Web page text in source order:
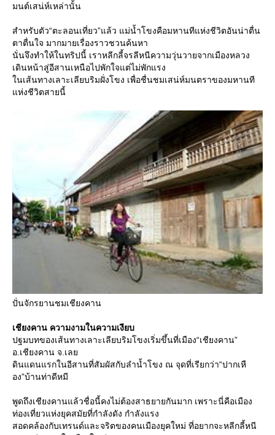
มนต์เสน่ห์เหล่านั้น
สำหรับตัว“ตะลอนเที่ยว”แล้ว แม่น้ำโขงคือมหานทีแห่งชีวิตอันน่าตื่น
ตาตื่นใจ มากมายเรื่องราวชวนค้นหา
นั่นจึงทำให้ในทริปนี้ เราหลีกลี้จรลีหนีความวุ่นวายจากเมืองหลวง
เดินหน้าสู่อีสานเหนือไปพักใจแต่ไม่พักแรง
นเส้นทางเลาะเลียบริมฝั่งโขง เพื่อชื่นชมเสน่ห์มนตราของมหานที
ห่งชีวิตสายนี้
ปั่นจักรยานชมเชียงคาน
เชียงคาน ความงามในความเงียบ
ปฐมบทของเส้นทางเลาะเลียบริมโขงเริ่มขึ้นที่เมือง“เชียงคาน”
อ.เชียงคาน จ.เล
ดินแดนแรกในอีสานที่สัมผัสกับลำน้ำโขง ณ จุดที่เรียกว่า“ปากเหื
อง”บ้านท่าดีหมี
พูดถึงเชียงคานแล้วชื่อนี้คงไม่ต้องสาธยายกันมาก เพราะนี่คือเมือง
ท่องเที่ยวแห่งยุคสมัยที่กำลังดัง กำลังแรง
สอดคล้องกับเทรนด์และจริตของคนเมืองยุคใหม่ ที่อยากจะหลีกลี้หนี